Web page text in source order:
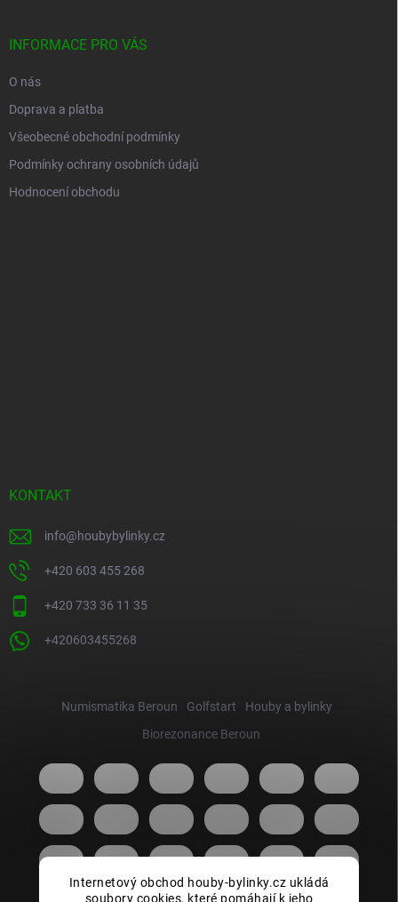
Internetový obchod houby-bylinky.cz ukládá
soubory cookies, které pomáhají k jeho
INFORMACE PRO VÁS
O nás
Doprava a platba
Všeobecné obchodní podmínky
Podmínky ochrany osobních údajů
Hodnocení obchodu
KONTAKT
info@houbybylinky.cz
+420 603 455 268
+420 733 36 11 35
+420603455268
Numismatika Beroun Golfstart
Houby a bylinky
Biorezonance Beroun